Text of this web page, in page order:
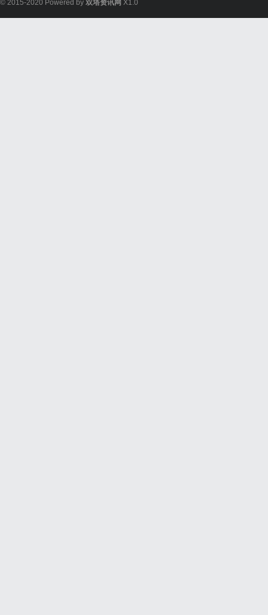
© 2015-2020 Powered by 双塔资讯网 X1.0